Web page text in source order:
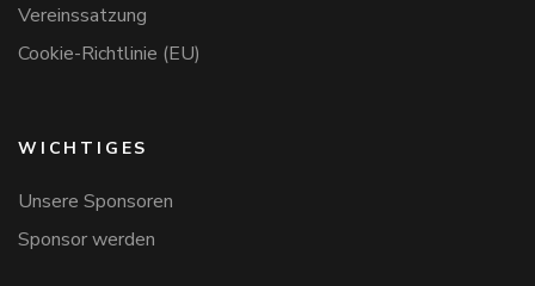
Vereinssatzung
Cookie-Richtlinie (EU)
WICHTIGES
Unsere Sponsoren
Sponsor werden